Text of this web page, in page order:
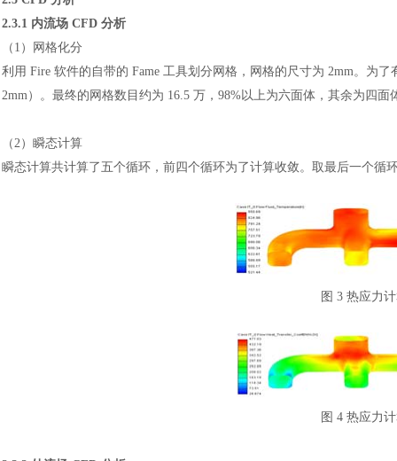
2.3.1 内流场 CFD 分析
（ 1）网格化分
利用 Fire 软件的自带的 Fame 工具划分网格，网格的尺寸为 2mm。为
2mm）。最终的网格数目约为 16.5 万，98%以上为六面体，其余为四面
（2）瞬态计算
瞬态计算共计算了五个循环，前四个循环为了计算收敛。取最后一个循
图 3 热应力
图 4 热应力